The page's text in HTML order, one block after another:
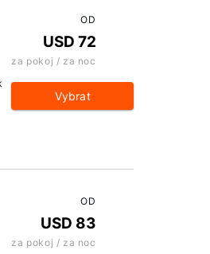
OD
USD 72
za pokoj / za noc
Vybrat
OD
USD 83
za pokoj / za noc